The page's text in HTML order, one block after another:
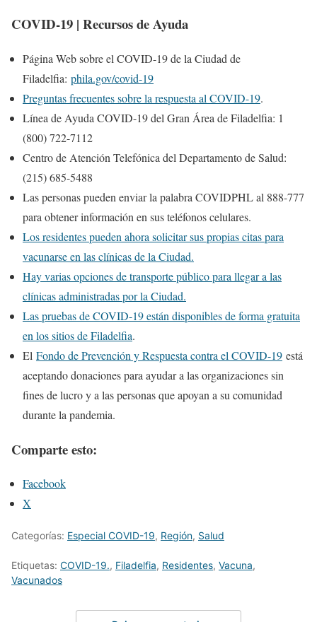
COVID-19 | Recursos de Ayuda
Página Web sobre el COVID-19 de la Ciudad de
Filadelfia: phila.gov/covid-19
Preguntas frecuentes sobre la respuesta al COVID-19.
Línea de Ayuda COVID-19 del Gran Área de Filadelfia: 1
(800) 722-7112
Centro de Atención Telefónica del Departamento de Salud:
(215) 685-5488
Las personas pueden enviar la palabra COVIDPHL al 888-777
para obtener información en sus teléfonos celulares.
Los residentes pueden ahora solicitar sus propias citas para
vacunarse en las clínicas de la Ciudad.
Hay varias opciones de transporte público para llegar a las
clínicas administradas por la Ciudad.
Las pruebas de COVID-19 están disponibles de forma gratuita
en los sitios de Filadelfia.
El Fondo de Prevención y Respuesta contra el COVID-19 está
aceptando donaciones para ayudar a las organizaciones sin
fines de lucro y a las personas que apoyan a su comunidad
durante la pandemia.
Comparte esto:
Facebook
X
Categorías: Especial COVID-19, Región, Salud
Etiquetas: COVID-19., Filadelfia, Residentes, Vacuna,
Vacunados